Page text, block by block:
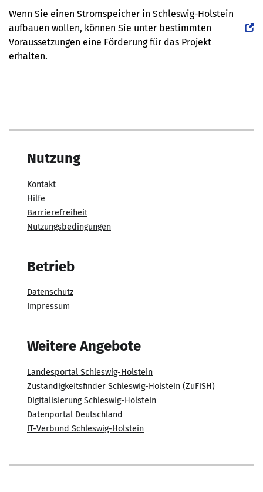
Wenn Sie einen Stromspeicher in Schleswig-Holstein
aufbauen wollen, können Sie unter bestimmten
Voraussetzungen eine Förderung für das Projekt
erhalten.
Nutzung
Kontakt
Hilfe
Barrierefreiheit
Nutzungsbedingungen
Betrieb
Datenschutz
Impressum
Weitere Angebote
Landesportal Schleswig-Holstein
Zuständigkeitsfinder Schleswig-Holstein (ZuFiSH)
Digitalisierung Schleswig-Holstein
Datenportal Deutschland
IT-Verbund Schleswig-Holstein